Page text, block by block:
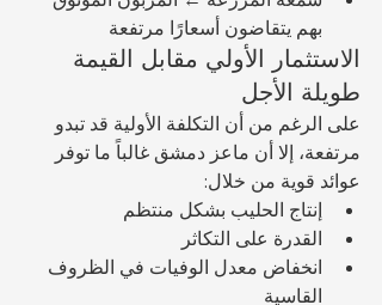
بهم يتقاضون أسعارًا مرتفعة
الاستثمار الأولي مقابل القيمة
طويلة الأجل
على الرغم من أن التكلفة الأولية قد تبدو
مرتفعة، إلا أن ماعز دمشق غالباً ما توفر
عوائد قوية من خلال:
إنتاج الحليب بشكل منتظم
القدرة على التكاثر
انخفاض معدل الوفيات في الظروف
القاسية